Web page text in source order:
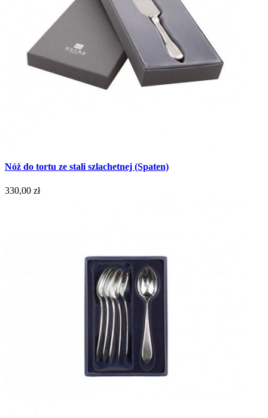
Nóż do tortu ze stali szlachetnej (Spaten)
330,00 zł